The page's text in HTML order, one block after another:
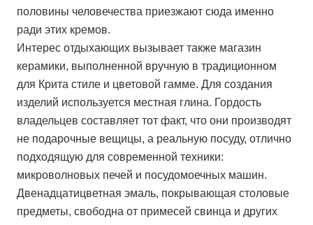
половины человечества приезжают сюда именно
ради этих кремов.
Интерес отдыхающих вызывает также магазин
керамики, выполненной вручную в традиционном
для Крита стиле и цветовой гамме. Для создания
изделий используется местная глина. Гордость
владельцев составляет тот факт, что они производят
не подарочные вещицы, а реальную посуду, отлично
подходящую для современной техники:
микроволновых печей и посудомоечных машин.
Двенадцатицветная эмаль, покрывающая столовые
предметы, свободна от примесей свинца и других